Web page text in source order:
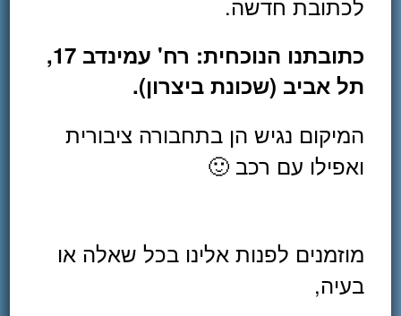
Website
כתובתנו הנוכחית: רח' עמינדב 17,
תל אביב (שכונת ביצרון).
המיקום נגיש הן בתחבורה ציבורית
ואפילו עם רכב 🙂
מוזמנים לפנות אלינו בכל שאלה או
בעיה,